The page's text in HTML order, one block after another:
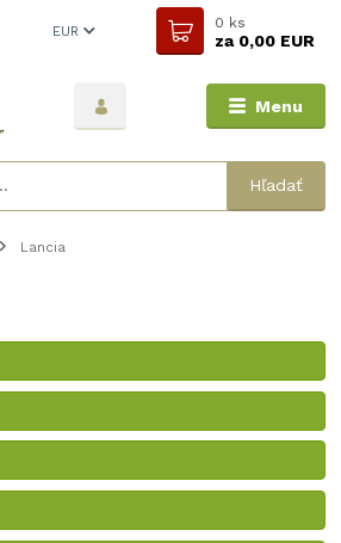
Menu
EUR
Hľadať
0 ks
za0,00 EUR
Lancia